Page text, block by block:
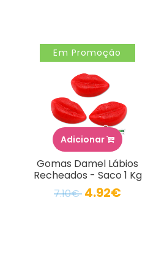
Em Promoção
Adicionar
Gomas Damel Lábios
Recheados - Saco 1 Kg
7.10€ 4.92€